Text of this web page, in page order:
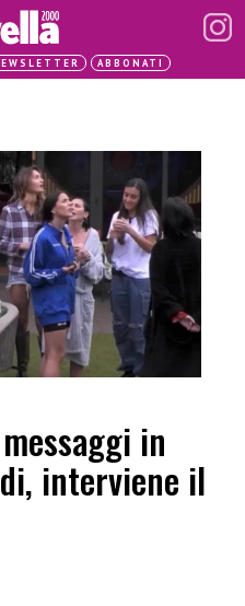
ABBONATI
in
interviene il